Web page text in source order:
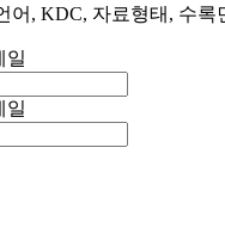
어, KDC, 자료형태, 수록
일
일